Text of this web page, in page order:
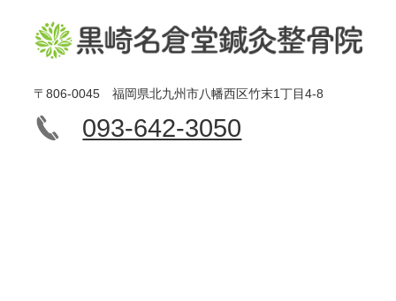
〒806-0045 福岡県北九州市八幡西区竹末1丁目4-8
093-642-3050